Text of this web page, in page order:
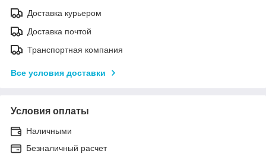
Доставка курьером
Доставка почтой
Транспортная компания
Все условия доставки
Условия оплаты
Наличными
Безналичный расчет